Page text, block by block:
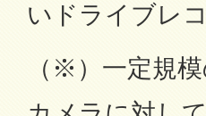
いドライブレ
（※）一定規